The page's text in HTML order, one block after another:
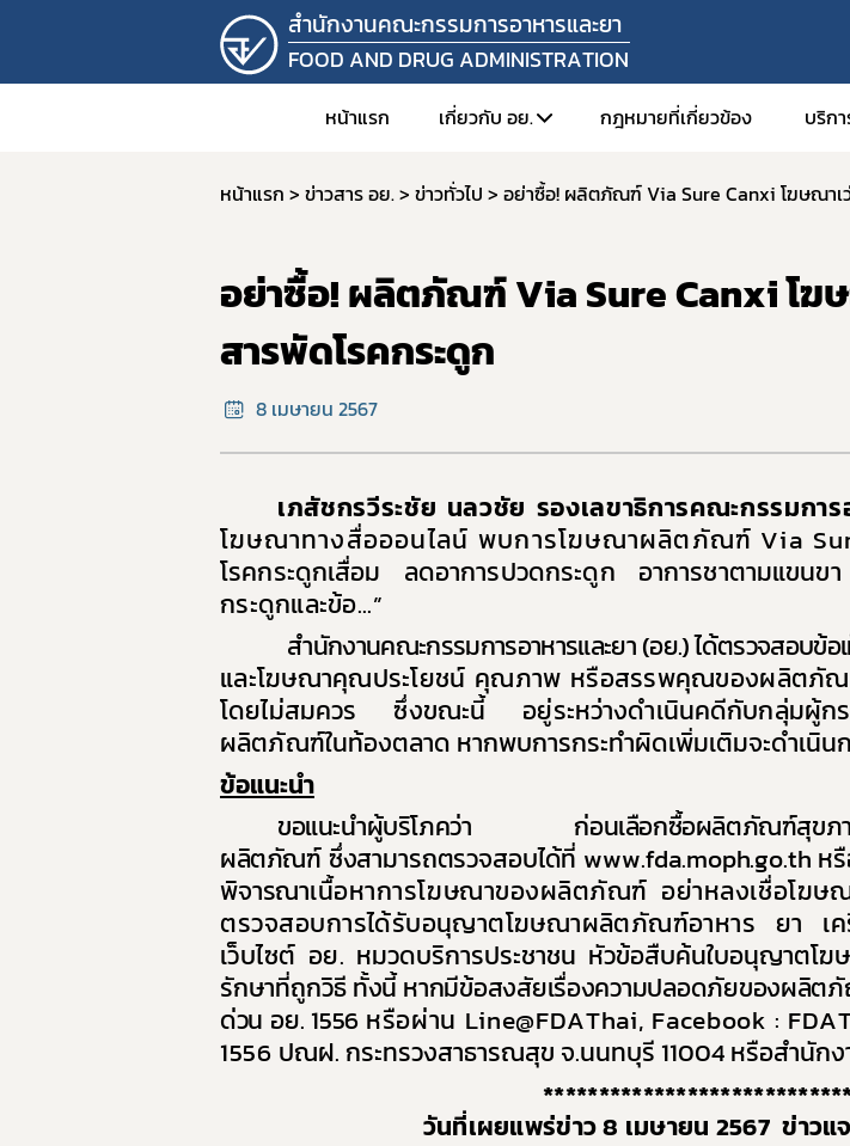
สำนักงานคณะกรรมการอาหารและยา
FOOD AND DRUG ADMINISTRATION
หน้าแรก เกี่ยวกับ อย.
3. โครงสร้างหน่วยงาน
คำสั่งมอบอำนาจรองเลขาธิการคณะกรรมการอา
6. บุคลากร
7. รายงานประจำปี
8. รายงานผลการดำเนินงาน
9. แผนและความก้าวหน้าในการดำเนินงานและกา
11. การปฏิบัติราชการทางอิเล็กทรอนิกส์
12. ข้อมูลการจัดซื้อจัดจ้าง
13. การประเมินคุณธรรมและความโปร่งใส (ITA)
14. การคุ้มครองข้อมูลส่วนบุคคล
กฎหมายที่เกี่ยวข้อง บริก
หน้าแรก ข่าวสาร อย. ข่าวทั่วไป อย่าซื้อ! ผลิตภัณฑ์ Via Sure Canxi โฆษณาเ
อย่าซื้อ! ผลิตภัณฑ์ Via Sure Canxi โฆ
สารพัดโรคกระดูก
8 เมษายน 2567
เภสัชกรวีระชัย นลวชัย รองเลขาธิการคณะกรรมการ
โฆษณาทางสื่อออนไลน์ พบการโฆษณาผลิตภัณฑ์ Via
โรคกระดูกเสื่อม ลดอาการปวดกระดูก อาการชาตามแขน
กระดูกและข้อ...”
สำนักงานคณะกรรมการอาหารและยา (อย.) ได้ตรวจสอบข้อ
และโฆษณาคุณประโยชน์ คุณภาพ หรือสรรพคุณของผลิตภัณฑ์
โดยไม่สมควร ซึ่งขณะนี้ อยู่ระหว่างดำเนินคดีกับกลุ่มผู้กร
ผลิตภัณฑ์ในท้องตลาด หากพบการกระทำผิดเพิ่มเติมจะดำเนิ
ข้อแนะนำ
ขอแนะนำผู้บริโภคว่า ก่อนเลือกซื้อผลิตภัณฑ์สุขภาพ
ผลิตภัณฑ์ ซึ่งสามารถตรวจสอบได้ที่ www.fda.moph.go.th ห
พิจารณาเนื้อหาการโฆษณาของผลิตภัณฑ์ อย่าหลงเชื่อโฆ
ตรวจสอบการได้รับอนุญาตโฆษณาผลิตภัณฑ์อาหาร ยา
เว็บไซต์ อย. หมวดบริการประชาชน หัวข้อสืบค้นใบอนุญาต
รักษาที่ถูกวิธีทั้งนี้ หากมีข้อสงสัยเรื่องความปลอดภัยของผลิต
ด่วน อย. 1556 หรือผ่าน Line@FDAThai, Facebook :
1556 ปณฝ. กระทรวงสาธารณสุข จ.นนทบุรี 11004 หรือสำนัก
วันที่เผยแพร่ข่าว 8 เมษายน 2567 ข่าวแ
เลือกหัวข้อที่ท่านต้องก